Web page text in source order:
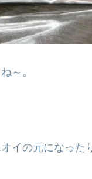
～。
イの元になった